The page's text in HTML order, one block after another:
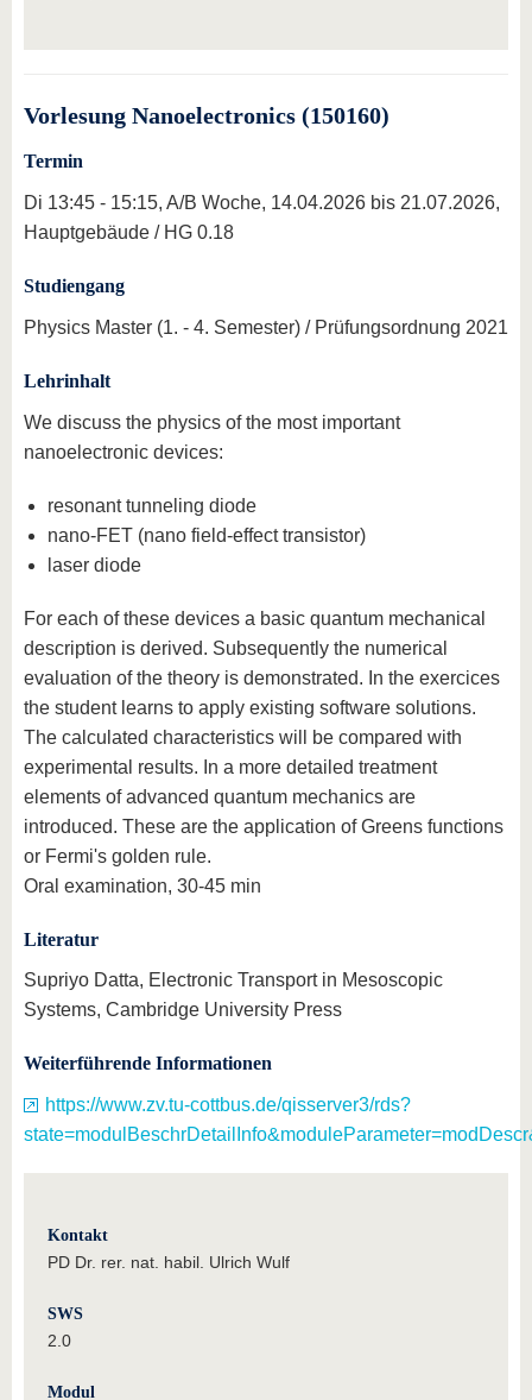
Vorlesung Nanoelectronics (150160)
Termin
Di 13:45 - 15:15, A/B Woche, 14.04.2026 bis 21.07.2026,
Hauptgebäude / HG 0.18
Studiengang
Physics Master (1. - 4. Semester) / Prüfungsordnung 2021
Lehrinhalt
We discuss the physics of the most important
nanoelectronic devices:
resonant tunneling diode
nano-FET (nano field-effect transistor)
laser diode
For each of these devices a basic quantum mechanical
description is derived. Subsequently the numerical
evaluation of the theory is demonstrated. In the exercices
the student learns to apply existing software solutions.
The calculated characteristics will be compared with
experimental results. In a more detailed treatment
elements of advanced quantum mechanics are
introduced. These are the application of Greens functions
or Fermi's golden rule.
Oral examination, 30-45 min
Literatur
Supriyo Datta, Electronic Transport in Mesoscopic
Systems, Cambridge University Press
Weiterführende Informationen
https://www.zv.tu-cottbus.de/qisserver3/rds?
Kontakt
PD Dr. rer. nat. habil. Ulrich Wulf
SWS
2.0
Modul